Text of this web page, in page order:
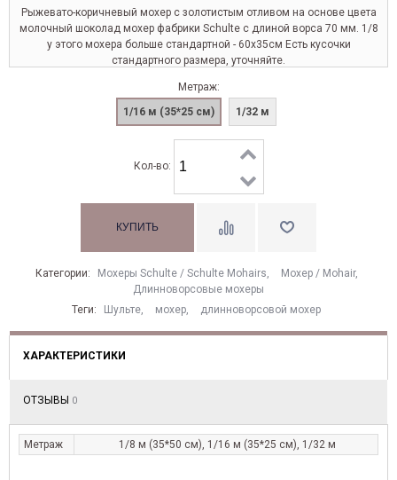
Рыжевато-коричневый мохер с золотистым отливом на основе цвета
молочный шоколад мохер фабрики Schulte с длиной ворса 70 мм. 1/8
у этого мохера больше стандартной - 60х35см Есть кусочки
стандартного размера, уточняйте.
Метраж:
1/16 м (35*25 см)
1/32 м
Кол-во:
Категории: Мохеры Sсhulte / Schulte Mohairs Моxер / Mohair,
Длинноворсовые мохеры
Теги:
Шульте мохер длинноворсовой мохер
ХАРАКТЕРИСТИКИ
ОТЗЫВЫ 0
Метраж 1/8 м (35*50 см), 1/16 м (35*25 см), 1/32 м